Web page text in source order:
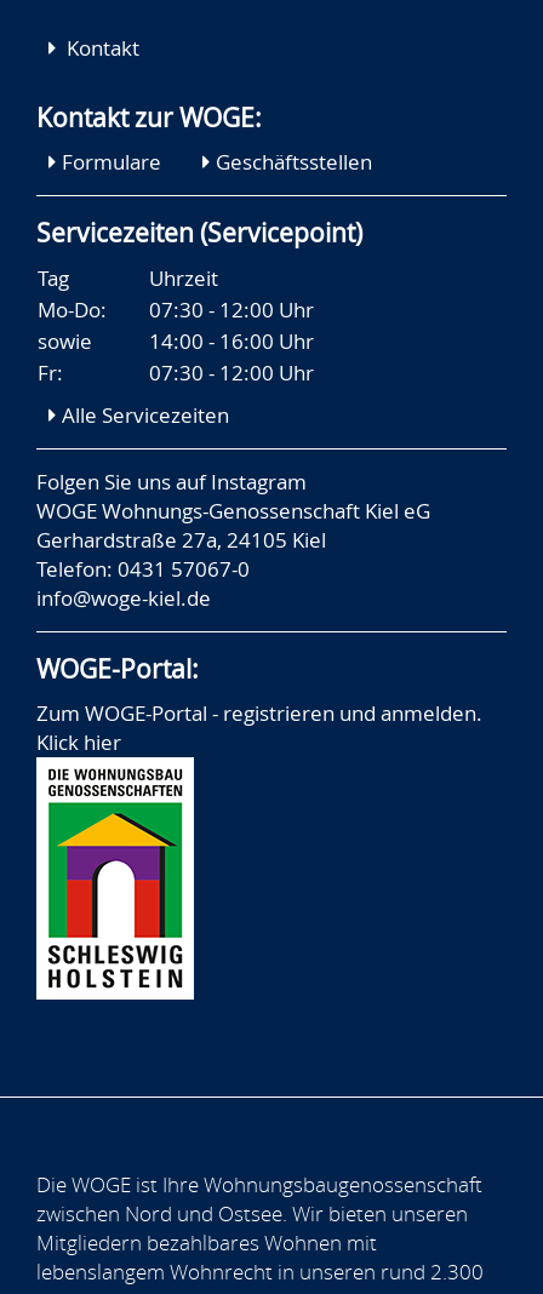
Kontakt
Kontakt zur WOGE:
Formulare Geschäftsstellen
Servicezeiten (Servicepoint)
Tag
Uhrzeit
Mo-Do:
07:30 - 12:00 Uhr
sowie
14:00 - 16:00 Uhr
Fr:
07:30 - 12:00 Uhr
Alle Servicezeiten
Folgen Sie uns aufInstagram
WOGE Wohnungs-Genossenschaft Kiel eG
Gerhardstraße 27a, 24105 Kiel
Telefon: 0431 57067-0
info@woge-kiel.de
WOGE-Portal:
Zum WOGE-Portal - registrieren und anmelden.
Klick hier
Die WOGE ist Ihre Wohnungsbaugenossenschaft
zwischen Nord und Ostsee. Wir bieten unseren
Mitgliedern bezahlbares Wohnen mit
lebenslangem Wohnrecht in unseren rund 2.300